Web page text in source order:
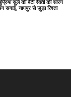
सुले की बेटी रेवती की सारंग
सगाई, नागपुर से जुड़ा रिश्ता